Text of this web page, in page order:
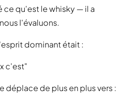
ce qu'est le whisky — il a
l'évaluons.
dominant était :
c'est"
déplace de plus en plus vers :